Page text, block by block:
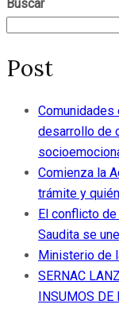
Buscar
Post
Comunidades
desarrollo de
Comienza la
trámite y
El conflicto
Saudita se
Ministerio de
SERNAC
INSUMOS DE